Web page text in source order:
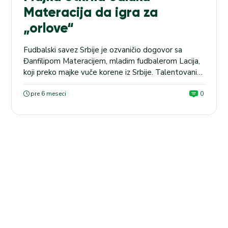
Materacija da igra za
„orlove“
Fudbalski savez Srbije je ozvaničio dogovor sa
Đanfilipom Materacijem, mladim fudbalerom Lacija,
koji preko majke vuče korene iz Srbije. Talentovani
krilni napadač prihvatio je poziv Igora Matića i
nastupa će za kadetsku selekciju naše
Beogradu, vuče korene sa ovih prostora, a u
pre 6 meseci 0